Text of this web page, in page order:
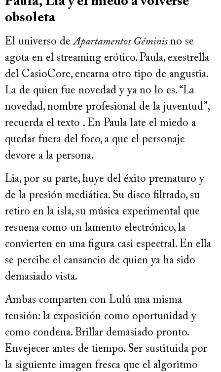
obsoleta
El universo deApartamentos Géminisno se
agota en el streaming erótico. Paula, exestrella
del CasioCore, encarna otro tipo de angustia.
La de quien fue novedad y ya no lo es. “La
novedad, nombre profesional de la juventud”,
recuerda el texto . En Paula late el miedo a
quedar fuera del foco, a que el personaje
devore a la persona.
Lia, por su parte, huye del éxito prematuro y
de la presión mediática. Su disco filtrado, su
retiro en la isla, su música experimental que
resuena como un lamento electrónico, la
convierten en una figura casi espectral. En ella
se percibe el cansancio de quien ya ha sido
demasiado vista.
Ambas comparten con Lulú una misma
tensión: la exposición como oportunidad y
como condena. Brillar demasiado pronto.
Envejecer antes de tiempo. Ser sustituida por
la siguiente imagen fresca que el algoritmo